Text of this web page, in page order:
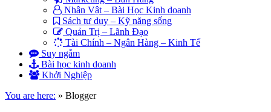
Nhân Vật – Bài Học Kinh doanh
Sách tư duy – Kỹ năng sống
Quản Trị – Lãnh Đạo
Tài Chính – Ngân Hàng – Kinh Tế
Suy ngẫm
Bài học kinh doanh
Khởi Nghiệp
You are here: » Blogger